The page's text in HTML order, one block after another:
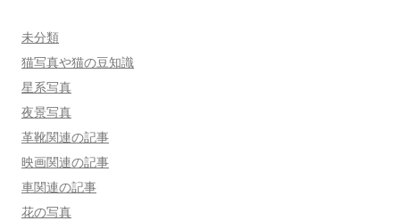
未分類
猫写真や猫の豆知識
星系写真
夜景写真
革靴関連の記事
映画関連の記事
車関連の記事
花の写真